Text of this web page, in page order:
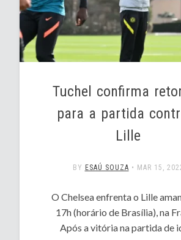
Tuchel confirma
para a partida
Lille
BY ESAÚ SOUZA • MAR 15,
O Chelsea enfrenta o Lille
17h (horário de Brasília), na
Após a vitória na partida de